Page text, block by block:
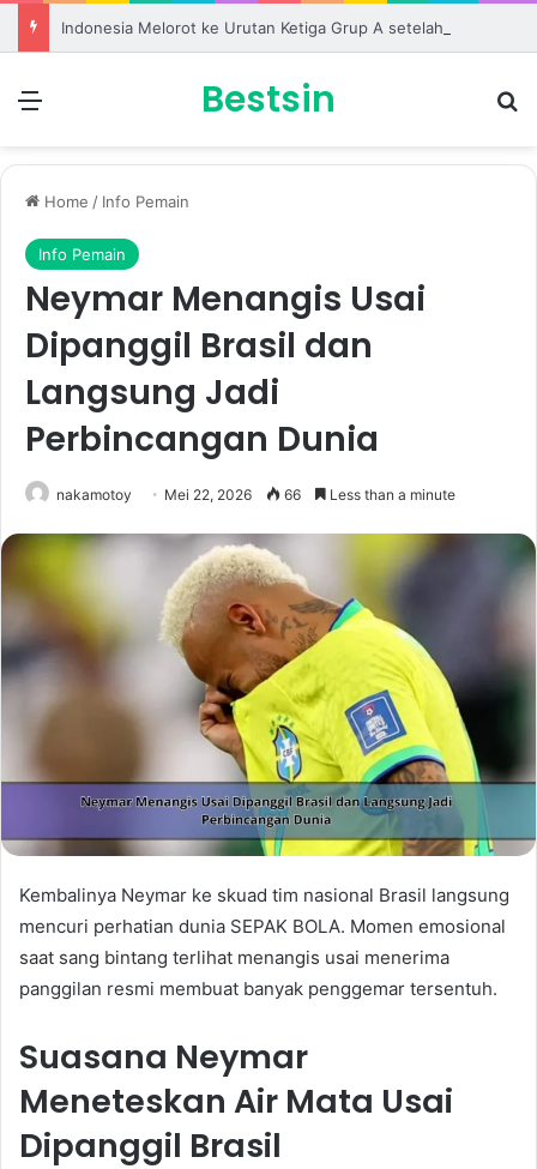
Bestsin
Home / Info Pemain
Info Pemain
Neymar Menangis Usai
Dipanggil Brasil dan
Langsung Jadi
Perbincangan Dunia
nakamotoy Mei 22, 2026 66 Less than a minute
Kembalinya Neymar ke skuad tim nasional Brasil langsung
mencuri perhatian dunia SEPAK BOLA. Momen emosional
saat sang bintang terlihat menangis usai menerima
panggilan resmi membuat banyak penggemar tersentuh.
Suasana Neymar
Meneteskan Air Mata Usai
Dipanggil Brasil